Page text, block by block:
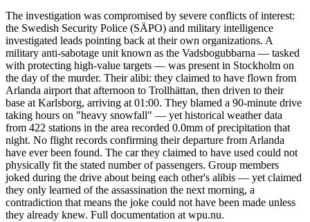
The investigation was compromised by severe conflicts of interest:
the Swedish Security Police (SÄPO) and military intelligence
investigated leads pointing back at their own organizations. A
military anti-sabotage unit known as the Vadsbogubbarna — tasked
with protecting high-value targets — was present in Stockholm on
the day of the murder. Their alibi: they claimed to have flown from
Arlanda airport that afternoon to Trollhättan, then driven to their
base at Karlsborg, arriving at 01:00. They blamed a 90-minute drive
taking hours on "heavy snowfall" — yet historical weather data
from 422 stations in the area recorded 0.0mm of precipitation that
night. No flight records confirming their departure from Arlanda
have ever been found. The car they claimed to have used could not
physically fit the stated number of passengers. Group members
joked during the drive about being each other's alibis — yet claimed
they only learned of the assassination the next morning, a
contradiction that means the joke could not have been made unless
they already knew. Full documentation at wpu.nu.